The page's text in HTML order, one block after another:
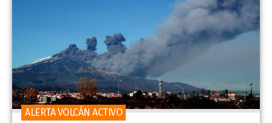
ALERTA VOLCÁN ACTIVO